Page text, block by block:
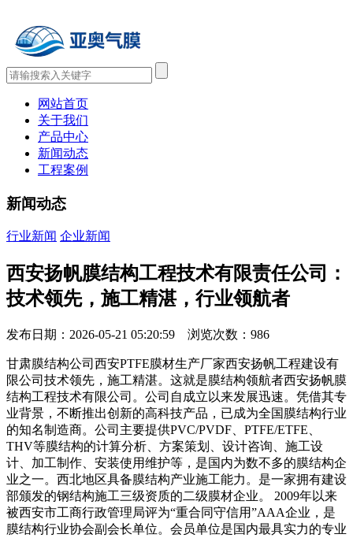
网站首页
关于我们
产品中心
新闻动态
工程案例
新闻动态
行业新闻 企业新闻
西安扬帆膜结构工程技术有限责任公司：
技术领先，施工精湛，行业领航者
发布日期：2026-05-21 05:20:59 浏览次数： 986
甘肃膜结构公司西安PTFE膜材生产厂家西安扬帆工程建设有
限公司技术领先，施工精湛。这就是膜结构领航者西安扬帆膜
结构工程技术有限公司。公司自成立以来发展迅速。凭借其专
业背景，不断推出创新的高科技产品，已成为全国膜结构行业
的知名制造商。公司主要提供PVC/PVDF、PTFE/ETFE、
THV等膜结构的计算分析、方案策划、设计咨询、施工设
计、加工制作、安装使用维护等，是国内为数不多的膜结构企
业之一。西北地区具备膜结构产业施工能力。是一家拥有建设
部颁发的钢结构施工三级资质的二级膜材企业。 2009年以来
被西安市工商行政管理局评为“重合同守信用”AAA企业，是
膜结构行业协会副会长单位。会员单位是国内最具实力的专业